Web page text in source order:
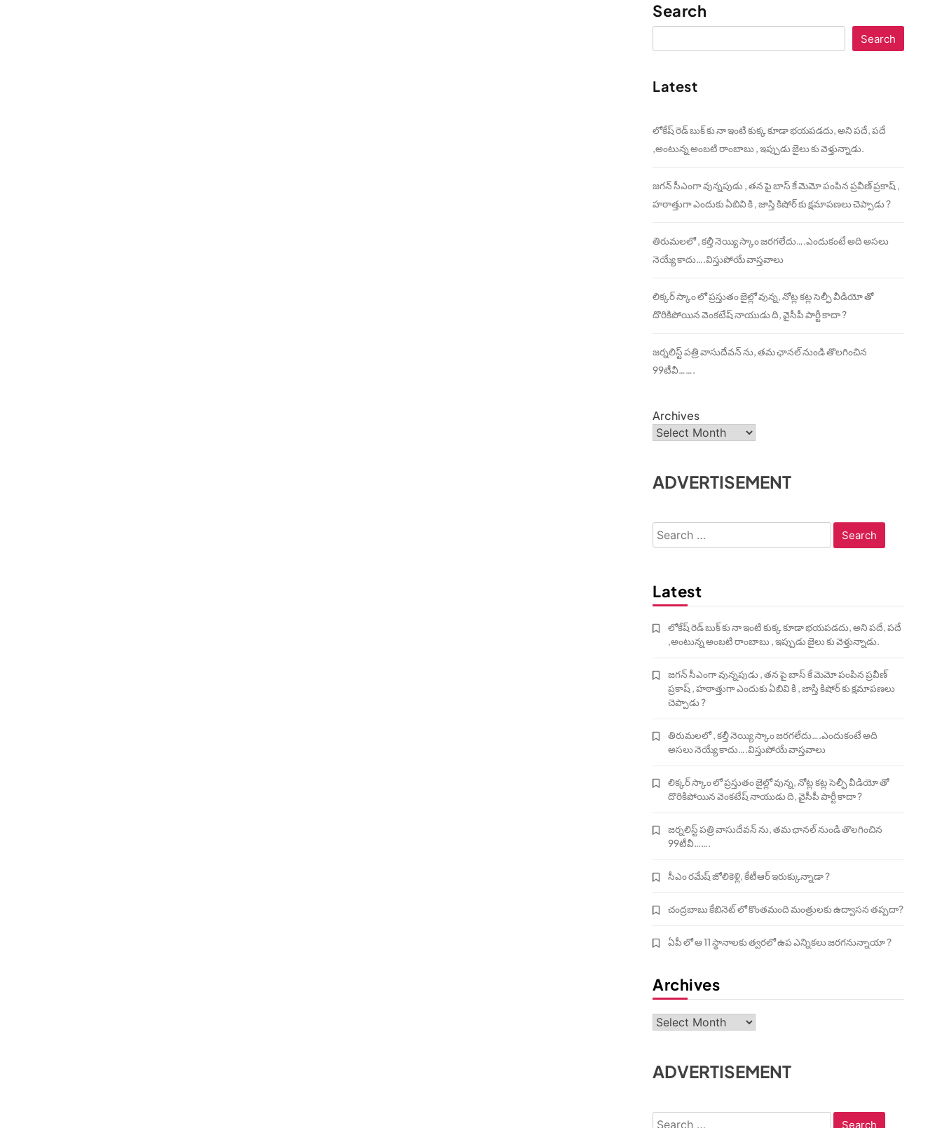
Search
Search
Latest
లోకేష్ రెడ్ బుక్ కు నా ఇంటి కుక్క కూడా భయపడదు, అని పదే, పదే
,అంటున్న అంబటి రాంబాబు , ఇప్పుడు జైలు కు వెళ్తున్నాడు.
జగన్ సీఎంగా వున్నపుడు , తన పై బాస్ కే మెమో పంపిన ప్రవీణ్ ప్రకాష్ ,
హఠాత్తుగా ఎందుకు ఏబివి కి , జాస్తి కిషోర్ కు క్షమాపణలు చెప్పాడు ?
తిరుమలలో , కల్తీ నెయ్యి స్కాం జరగలేదు….ఎందుకంటే అది అసలు
నెయ్యే కాదు….విస్తుపోయే వాస్తవాలు
లిక్కర్ స్కాం లో ప్రస్తుతం జైల్లో వున్న, నోట్ల కట్ల సెల్ఫీ వీడియో తో
దొరికిపోయిన వెంకటేష్ నాయుడు ది, వైసీపీ పార్టీ కాదా ?
జర్నలిస్ట్ పత్రి వాసుదేవన్ ను, తమ ఛానల్ నుండి తొలగించిన
99టీవీ…….
Archives
ADVERTISEMENT
Search
for:
Latest
లోకేష్ రెడ్ బుక్ కు నా ఇంటి కుక్క కూడా భయపడదు, అని పదే, పదే
,అంటున్న అంబటి రాంబాబు , ఇప్పుడు జైలు కు వెళ్తున్నాడు.
జగన్ సీఎంగా వున్నపుడు , తన పై బాస్ కే మెమో పంపిన ప్రవీణ్
ప్రకాష్ , హఠాత్తుగా ఎందుకు ఏబివి కి , జాస్తి కిషోర్ కు క్షమాపణలు
చెప్పాడు ?
తిరుమలలో , కల్తీ నెయ్యి స్కాం జరగలేదు….ఎందుకంటే అది
అసలు నెయ్యే కాదు….విస్తుపోయే వాస్తవాలు
లిక్కర్ స్కాం లో ప్రస్తుతం జైల్లో వున్న, నోట్ల కట్ల సెల్ఫీ వీడియో తో
దొరికిపోయిన వెంకటేష్ నాయుడు ది, వైసీపీ పార్టీ కాదా ?
జర్నలిస్ట్ పత్రి వాసుదేవన్ ను, తమ ఛానల్ నుండి తొలగించిన
99టీవీ…….
సీఎం రమేష్ జోలికెళ్లి, కేటీఆర్ ఇరుక్కున్నాడా ?
చంద్రబాబు కేబినెట్ లో కొంతమంది మంత్రులకు ఉద్వాసన తప్పదా?
ఏపీ లో ఆ 11 స్థానాలకు త్వరలో ఉప ఎన్నికలు జరగనున్నాయా ?
Archives
Archives
ADVERTISEMENT
Search